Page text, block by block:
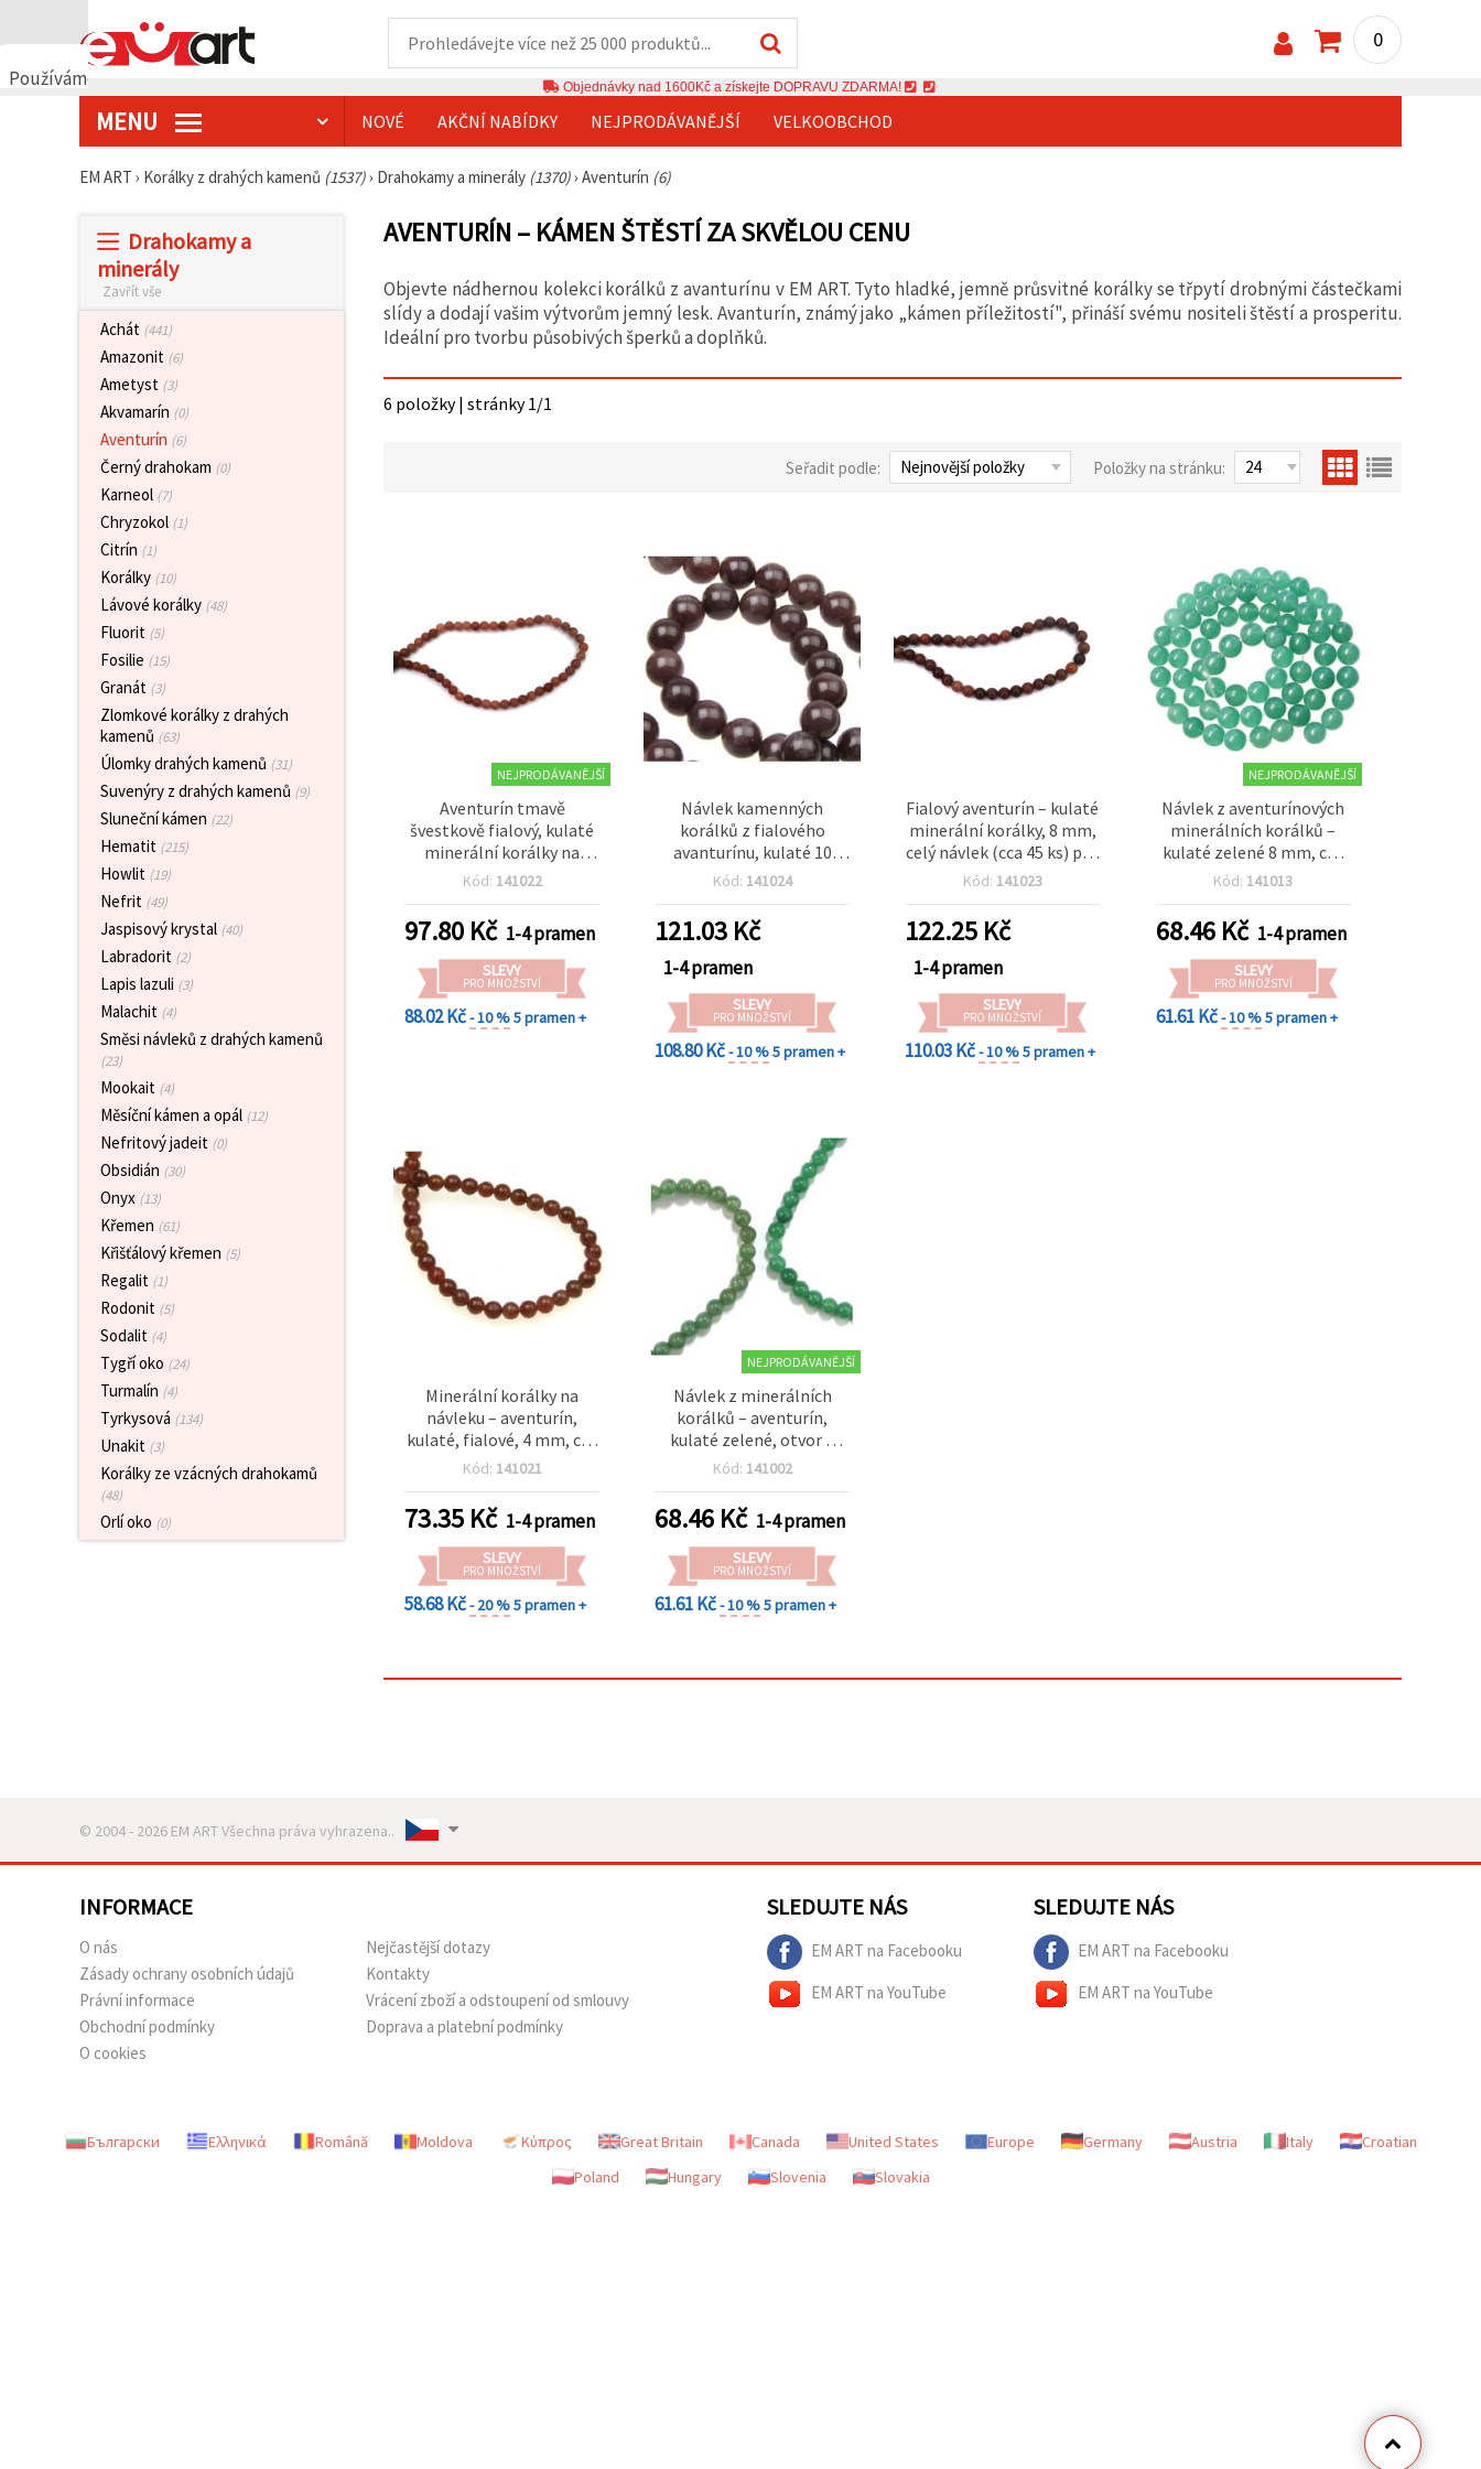
Používáme
0
Objednávky nad 1600Kč a získejte DOPRAVU ZDARMA!
MENU NOVÉ AKČNÍ NABÍDKY NEJPRODÁVANĚJŠÍ VELKOOBCHOD
EM ART › Korálky z drahých kamenů (1537)› Drahokamy a minerály (1370)› Aventurín (6)
Drahokamy a
minerály
Zavřít vše
Achát (441)
Amazonit (6)
Ametyst (3)
Akvamarín (0)
Aventurín (6)
Černý drahokam (0)
Karneol (7)
Chryzokol (1)
Citrín (1)
Korálky (10)
Lávové korálky (48)
Fluorit (5)
Fosilie (15)
Granát (3)
Zlomkové korálky z drahých
kamenů (63)
Úlomky drahých kamenů (31)
Suvenýry z drahých kamenů (9)
Sluneční kámen (22)
Hematit (215)
Howlit (19)
Nefrit (49)
Jaspisový krystal (40)
Labradorit (2)
Lapis lazuli (3)
Malachit (4)
Směsi návleků z drahých kamenů
(23)
Mookait (4)
Měsíční kámen a opál (12)
Nefritový jadeit (0)
Obsidián (30)
Onyx (13)
Křemen (61)
Křišťálový křemen (5)
Regalit (1)
Rodonit (5)
Sodalit (4)
Tygří oko (24)
Turmalín (4)
Tyrkysová (134)
Unakit (3)
Korálky ze vzácných drahokamů
(48)
Orlí oko (0)
AVENTURÍN – KÁMEN ŠTĚSTÍ ZA SKVĚLOU CENU
Objevte nádhernou kolekci korálků z avanturínu v EM ART. Tyto hladké, jemně průsvitné korálky se třpytí drobnými částečkami
slídy a dodají vašim výtvorům jemný lesk. Avanturín, známý jako „kámen příležitostí", přináší svému nositeli štěstí a prosperitu.
Ideální pro tvorbu působivých šperků a doplňků.
6 položky | stránky 1/1
Seřadit podle: Položky na stránku:
NEJPRODÁVANĚJŠÍ
Aventurín tmavě
švestkově fialový, kulaté
minerální korálky na
návleku, 6 mm, cca 60 ks
Kód: 141022
97.80 Kč 1-4 pramen
SLEVY
PRO MNOŽSTVÍ
88.02 Kč- 10 %5 pramen +
Návlek kamenných
korálků z fialového
avanturínu, kulaté 10
mm, cca 36 ks, pro výrobu
náramky a náhrdelníky
Kód: 141024
121.03 Kč
1-4 pramen
SLEVY
PRO MNOŽSTVÍ
108.80 Kč- 10 %5 pramen +
Fialový aventurín – kulaté
minerální korálky, 8 mm,
celý návlek (cca 45 ks) pro
výrobu šperků, DIY
Kód: 141023
122.25 Kč
1-4 pramen
SLEVY
PRO MNOŽSTVÍ
110.03 Kč- 10 %5 pramen +
NEJPRODÁVANĚJŠÍ
Návlek z aventurínových
minerálních korálků –
kulaté zelené 8 mm, cca
32 ks pro elegantní
Kód: 141013
68.46Kč 1-4 pramen
SLEVY
PRO MNOŽSTVÍ
61.61 Kč- 10 %5 pramen +
Minerální korálky na
návleku – aventurín,
kulaté, fialové, 4 mm, cca
95 ks
Kód: 141021
73.35 Kč 1-4 pramen
SLEVY
PRO MNOŽSTVÍ
58.68 Kč- 20 %5 pramen +
NEJPRODÁVANĚJŠÍ
Návlek z minerálních
korálků – aventurín,
kulaté zelené, otvor 1
mm, 6 mm, cca 62 ks
Kód: 141002
68.46 Kč 1-4 pramen
SLEVY
PRO MNOŽSTVÍ
61.61 Kč- 10 %5 pramen +
© 2004 - 2026 EM ART Všechna práva vyhrazena..
INFORMACE
O nás
Zásady ochrany osobních údajů
Právní informace
Obchodní podmínky
O cookies
Nejčastější dotazy
Kontakty
Vrácení zboží a odstoupení od smlouvy
Doprava a platební podmínky
SLEDUJTE NÁS
EM ART na Facebooku
EM ART na YouTube
SLEDUJTE NÁS
EM ART na Facebooku
EM ART na YouTube
Български Ελληνικά Română Moldova Κύπρος Great Britain Canada United States Europe Germany Austria Italy
Croatian
Poland
Hungary Slovenia Slovakia